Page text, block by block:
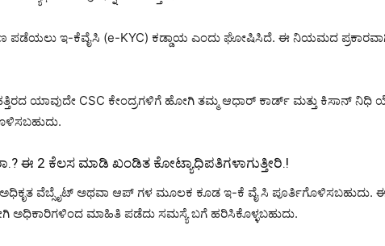
ಇ-ಕೆವೈಸಿ (e-KYC) ಕಡ್ಡಾಯ ಎಂದು ಘೋಷಿಸಿದೆ. ಈ ನಿಯಮದ ಪ್ರಕಾರವಾಗಿ
ಯಾವುದೇ CSC ಕೇಂದ್ರಗಳಿಗೆ ಹೋಗಿ ತಮ್ಮ ಆಧಾರ್ ಕಾರ್ಡ್ ಮತ್ತು ಕಿಸಾನ್ ನಿಧಿ
ಈ 2 ಕೆಲಸ ಮಾಡಿ ಖಂಡಿತ ಕೋಟ್ಯಾಧಿಪತಿಗಳಾಗುತ್ತೀರಿ.!
ವೆಬ್ಸೈಟ್ ಅಥವಾ ಆಪ್ ಗಳ ಮೂಲಕ ಕೂಡ ಇ-ಕೆ ವೈ ಸಿ ಪೂರ್ತಿಗೊಳಿಸಬಹುದು.
ಅಧಿಕಾರಿಗಳಿಂದ ಮಾಹಿತಿ ಪಡೆದು ಸಮಸ್ಯೆ ಬಗೆ ಹರಿಸಿಕೊಳ್ಳಬಹುದು.